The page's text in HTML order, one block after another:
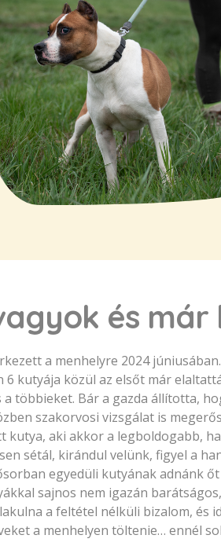
és
a menhelyre 2024
kutyája közül az elsőt már
többieket. Bár a gazda állította,
szakorvosi vizsgálat is
aki akkor a legboldogabb,
sétál, kirándul velünk, figyel a
egyedüli kutyának adnánk
sajnos nem igazán
a feltétel nélküli bizalom, és
a menhelyen töltenie… ennél